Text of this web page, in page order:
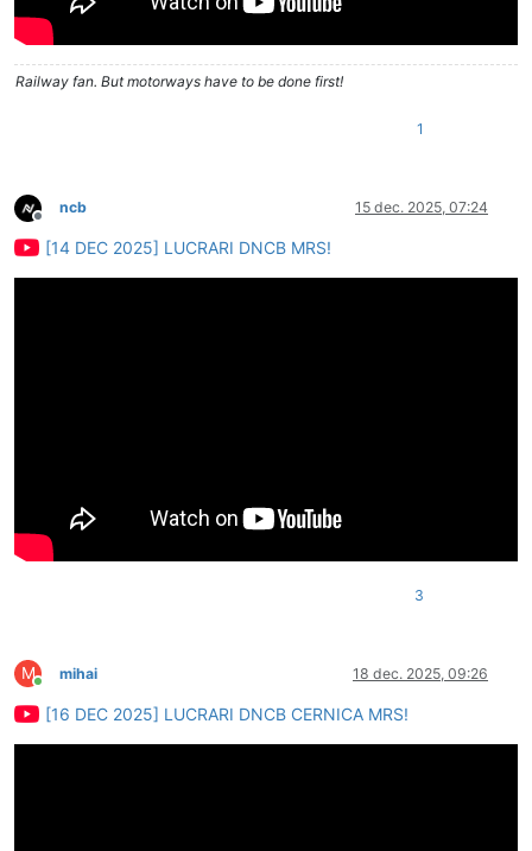
Railway fan. But motorways have to be done first!
1
Deconectat
ncb 15 dec. 2025, 07:24
[14 DEC 2025] LUCRARI DNCB MRS!
3
M
Conectat
mihai 18 dec. 2025, 09:26
[16 DEC 2025] LUCRARI DNCB CERNICA MRS!